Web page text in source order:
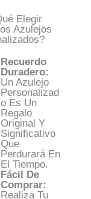
Elegir
Azulejos
Recuerdo
Duradero:
Un Azulejo
Personalizad
O Es Un
Regalo
Original Y
Significativo
Que
Perdurará En
El Tiempo.
Fácil De
Comprar:
Realiza Tu